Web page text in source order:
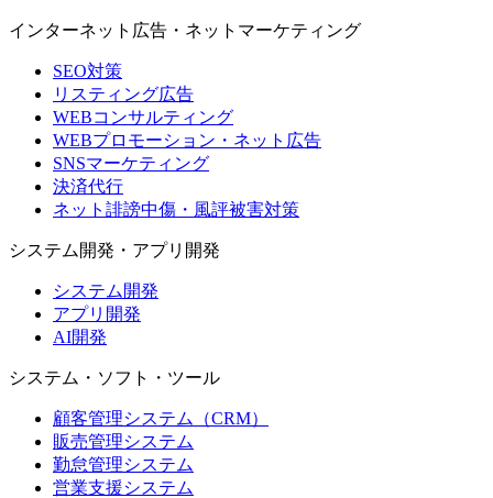
インターネット広告・ネットマーケティング
SEO対策
リスティング広告
WEBコンサルティング
WEBプロモーション・ネット広告
SNSマーケティング
決済代行
ネット誹謗中傷・風評被害対策
システム開発・アプリ開発
システム開発
アプリ開発
AI開発
システム・ソフト・ツール
顧客管理システム（CRM）
販売管理システム
勤怠管理システム
営業支援システム